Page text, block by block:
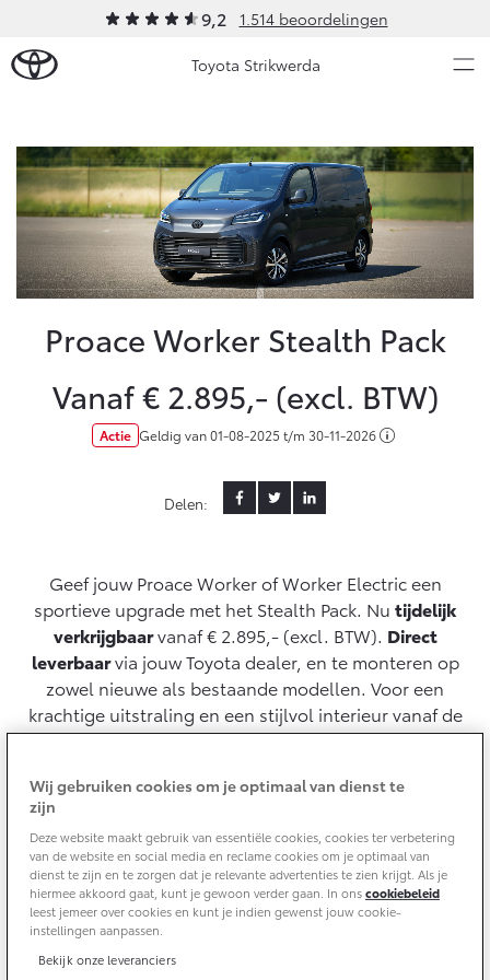
9,2 1.514 beoordelingen
Toyota Strikwerda
Ons bedrijf
Ons bedrijf
Strikwerda Private Lease
Contact en Route
Vacatures
Klantbeoordelingen
Modellen
Aygo X
HYBRIDE
Vanaf € 23.750,-
Yaris
HYBRIDE
Vanaf € 31.895,- Vanaf € 32.995,-
Corolla Hatchback
HYBRIDE
Vanaf € 33.495,-
Corolla Touring Sports
Occasions
Nieuws & Acties
Onderhoud
Onderhoud op Maat
APK
Airco check
Vakantiecheck
Hybride Zekerheid Controle
Toyota handleidingen
Schade & Garantie
Toyota Pechhulp
Schade & Glasherstel
10 jaar Toyota garantie
Wat is Private Lease?
Bereken je maandbedrag
Private Lease voor ZZP
Private Lease Occasions
Financieren
Toyota Betaalplan
Oplaadservice
Thuislaadpakketten
Zakelijk
Toyota voor de zaak
Leaserijder
Wagenparkbeheer
Leasen
Financial Lease
Operational Lease
Werkplaatsafspraak maken
Contact en Route
Vraag een brochure aan
Bekijk de verwachte modellen
Proace Worker Stealth Pack
Vanaf € 2.895,- (excl. BTW)
Actie Geldig van01-08-2025 t/m 30-11-2026
Delen:
Geef jouw Proace Worker of Worker Electric een
sportieve upgrade met het Stealth Pack. Nu tijdelijk
verkrijgbaarvanaf € 2.895,- (excl. BTW). Direct
leverbaarvia jouw Toyota dealer, en te monteren op
zowel nieuwe als bestaande modellen. Voor een
krachtige uitstraling en een stijlvol interieur vanaf de
allereerste rit.
Plan een proefrit
Geheel nieuw uiterlijk
Wij gebruiken cookies om je optimaal van dienst te
zijn
Deze website maakt gebruik van essentiële cookies, cookies ter verbetering
van de website en social media en reclame cookies om je optimaal van
dienst te zijn en te zorgen dat je relevante advertenties te zien krijgt. Als je
hiermee akkoord gaat, kunt je gewoon verder gaan. In onscookiebeleid
leest jemeer over cookies en kunt je indien gewenst jouw cookie-
instellingen aanpassen.
Bekijk onze leveranciers